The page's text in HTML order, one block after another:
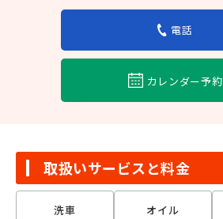
電話
カレンダー予約
取扱いサービスと料金
洗車 オイル